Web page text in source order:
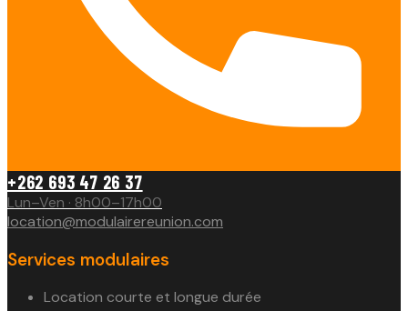
+262 693 47 26 37
Lun–Ven · 8h00–17h00
location@modulairereunion.com
Services modulaires
Location courte et longue durée